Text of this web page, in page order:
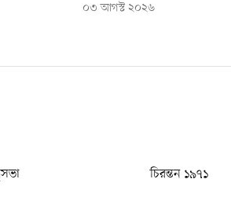
০৩ আগস্ট ২০২৬
চিরন্তন ১৯৭১